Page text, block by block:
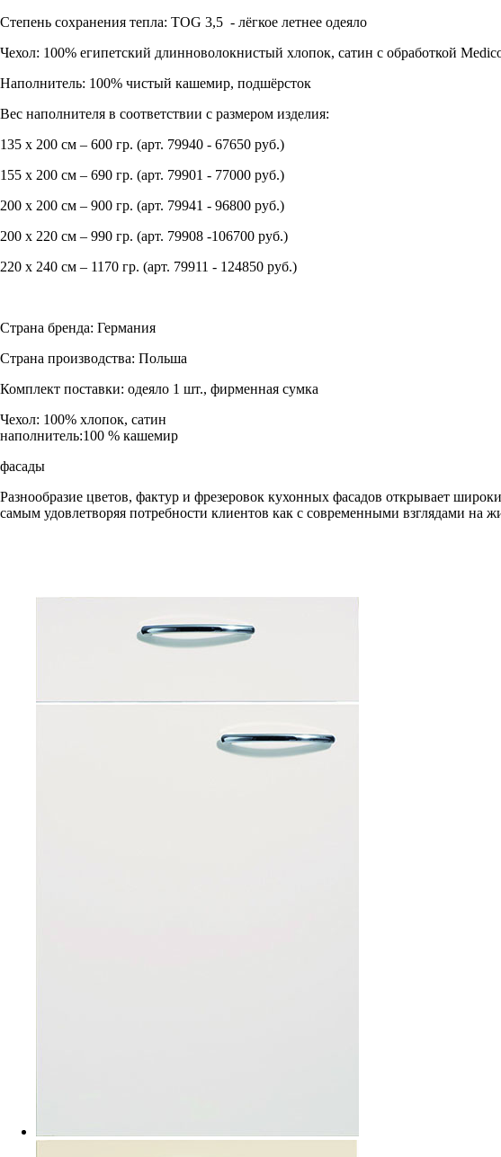
Степень сохранения тепла: TOG 3,5 - лёгкое летнее одеяло
Чехол: 100% египетский длинноволокнистый хлопок, сатин с обработкой
Наполнитель: 100% чистый кашемир, подшёрсток
Вес наполнителя в соответствии с размером изделия:
135 х 200 см – 600 гр. (арт. 79940 - 67650 руб.)
155 х 200 см – 690 гр. (арт. 79901 - 77000 руб.)
200 х 200 см – 900 гр. (арт. 79941 - 96800 руб.)
200 х 220 см – 990 гр. (арт. 79908 -106700 руб.)
220 х 240 см – 1170 гр. (арт. 79911 - 124850 руб.)
Страна бренда: Германия
Страна производства: Польша
Комплект поставки: одеяло 1 шт., фирменная сумка
Чехол: 100% хлопок, сатин
наполнитель:100 % кашемир
фасады
Разнообразие цветов, фактур и фрезеровок кухонных фасадов открывает
самым удовлетворяя потребности клиентов как с современными взглядами на